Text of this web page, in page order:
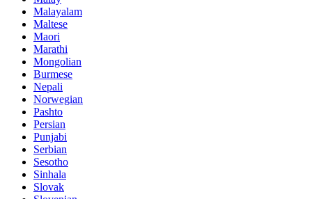
Malayalam
Maltese
Maori
Marathi
Mongolian
Burmese
Nepali
Norwegian
Pashto
Persian
Punjabi
Serbian
Sesotho
Sinhala
Slovak